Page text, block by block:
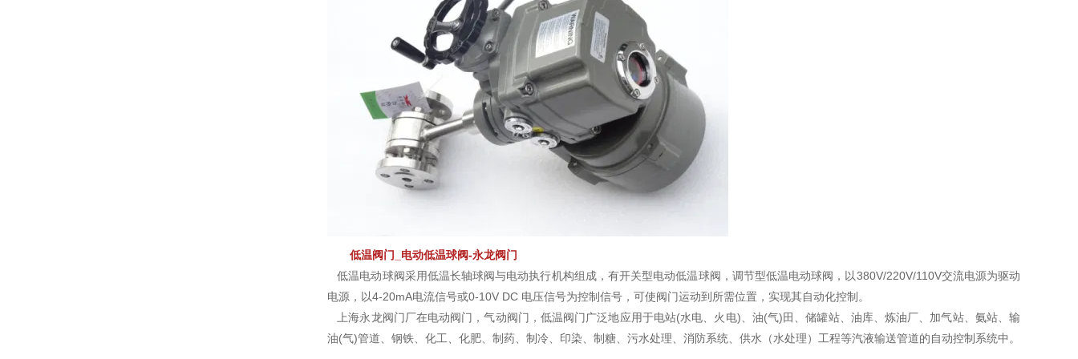
低温阀门_电动低温球阀-永龙阀门
低温电动球阀采用低温长轴球阀与电动执行机构组成，有开关型电动低温球阀，调节型低温电动球阀，以380V/220V/110V交流电源为驱动
电源，以4-20mA电流信号或0-10V DC 电压信号为控制信号，可使阀门运动到所需位置，实现其自动化控制。
上海永龙阀门厂在电动阀门，气动阀门，低温阀门广泛地应用于电站(水电、火电)、油(气)田、储罐站、油库、炼油厂、加气站、氨站、输
油(气)管道、钢铁、化工、化肥、制药、制冷、印染、制糖、污水处理、消防系统、供水（水处理）工程等汽液输送管道的自动控制系统中。